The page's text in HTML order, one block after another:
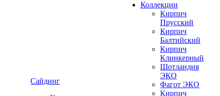
Сайдинг
Коллекции
Кирпич
Прусский
Кирпич
Балтийский
Кирпич
Клинкерный
Шотландия
ЭКО
Фагот ЭКО
Кирпич